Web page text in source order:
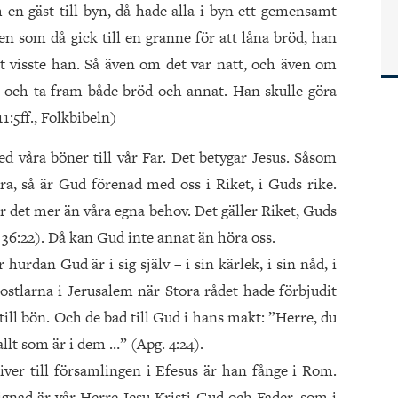
gäst till byn, då hade alla i byn ett gemensamt
som då gick till en granne för att låna bröd, han
han. Så även om det var natt, och även om
ta fram både bröd och annat. Han skulle göra
Folkbibeln)
våra böner till vår Far. Det betygar Jesus. Såsom
så är Gud förenad med oss i Riket, i Guds rike.
mer än våra egna behov. Det gäller Riket, Guds
Då kan Gud inte annat än höra oss.
Gud är i sig själv – i sin kärlek, i sin nåd, i
i Jerusalem när Stora rådet hade förbjudit
bön. Och de bad till Gud i hans makt: ”Herre, du
som är i dem …” (Apg. 4:24).
till församlingen i Efesus är han fånge i Rom.